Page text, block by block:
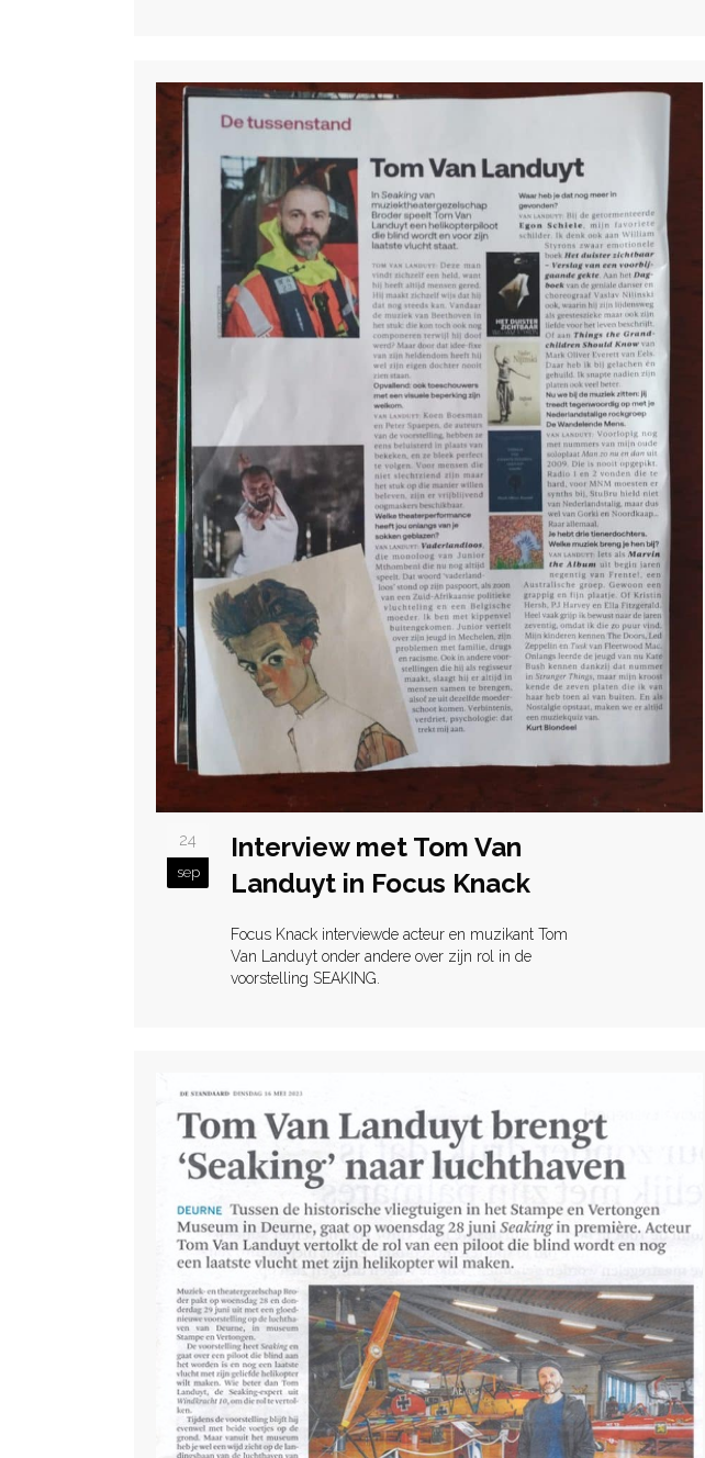
24
sep
Interview met Tom Van
Landuyt in Focus Knack
Focus Knack interviewde acteur en muzikant Tom
Van Landuyt onder andere over zijn rol in de
voorstelling SEAKING.